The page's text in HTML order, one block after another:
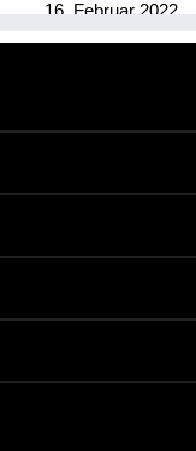
16. Februar 2022